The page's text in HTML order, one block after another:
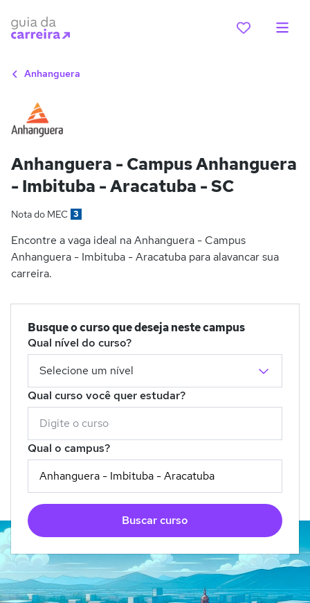
Anhanguera
Anhanguera - Campus Anhanguera
- Imbituba - Aracatuba - SC
Nota do MEC 3
Encontre a vaga ideal na Anhanguera - Campus
Anhanguera - Imbituba - Aracatuba para alavancar sua
carreira.
Busque o curso que deseja neste campus
Qual nível do curso?
Qual curso você quer estudar?
Qual o campus?
Buscar curso